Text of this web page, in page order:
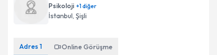
Psikoloji +1diğer
İstanbul, Şişli
Adres 1 Online Görüşme